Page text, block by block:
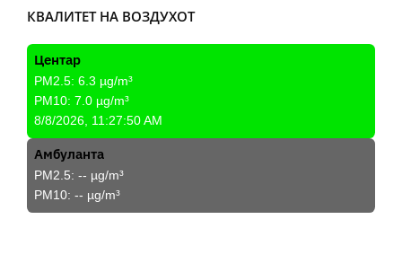
КВАЛИТЕТ НА ВОЗДУХОТ
Центар
PM2.5: 6.3 µg/m³
PM10: 7.0 µg/m³
8/8/2026, 11:27:50 AM
Амбуланта
PM2.5: -- µg/m³
PM10: -- µg/m³